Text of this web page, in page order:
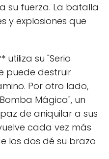
su fuerza. La batalla
y explosiones que
utiliza su "Serio
puede destruir
Por otro lado,
Mágica", un
de aniquilar a sus
cada vez más
los dos dé su brazo